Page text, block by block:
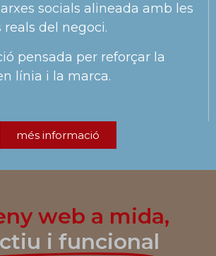
socials alineada amb les
reals del negoci.
pensada per reforçar la
línia i la marca.
més informació
web a mida,
i funcional